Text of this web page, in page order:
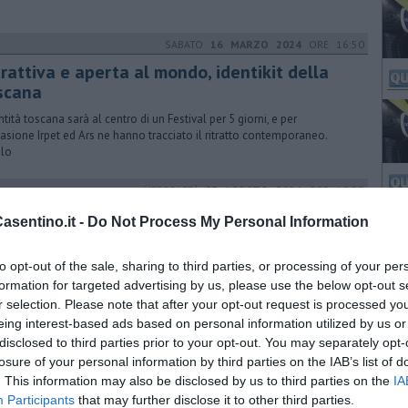
- Do Not Process My Personal Information
opt-out of the sale, sharing to third parties, or processing of your
for targeted advertising by us, please use the below opt-out
selection. Please note that after your opt-out request is processed
interest-based ads based on personal information utilized by us
to third parties prior to your opt-out. You may separately
of your personal information by third parties on the IAB’s list of
This information may also be disclosed by us to third parties on the
Participants that may further disclose it to other third parties.
SABATO 16 MARZO 2024 ORE 16:50
e aperta al mondo, identikit della
toscana sarà al centro di un Festival per 5 giorni, e per
Irpet ed Ars ne hanno tracciato il ritratto contemporaneo.
MERCOLEDÌ07 AGOSTO 2024ORE 10:58
scolastica, nuovi lavori per 3 milioni
Alla scuola primaria la messa in sicurezza sismica
LUNEDÌ 16 GIUGNO 2025 ORE 15:47
scuola lavoro per l'ISIS Galilei
Scortecci torna a scuola con i ragazzi e le ragazze del Galilei per